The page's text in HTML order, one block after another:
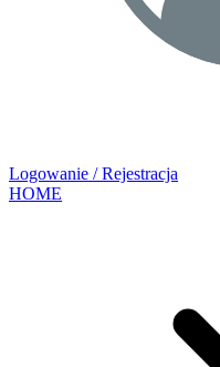
Logowanie / Rejestracja
HOME